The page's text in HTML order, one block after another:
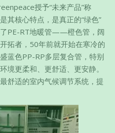
授予“未来产品”称
其核心特点，是真正的“绿色”
PE-RT地暖管——橙色管，阔
拓者，50年前就开始在寒冷的
蓝色PP-RP多层复合管，特别
境更柔和、更舒适、更安静。
舒适的室内气候调节系统，提